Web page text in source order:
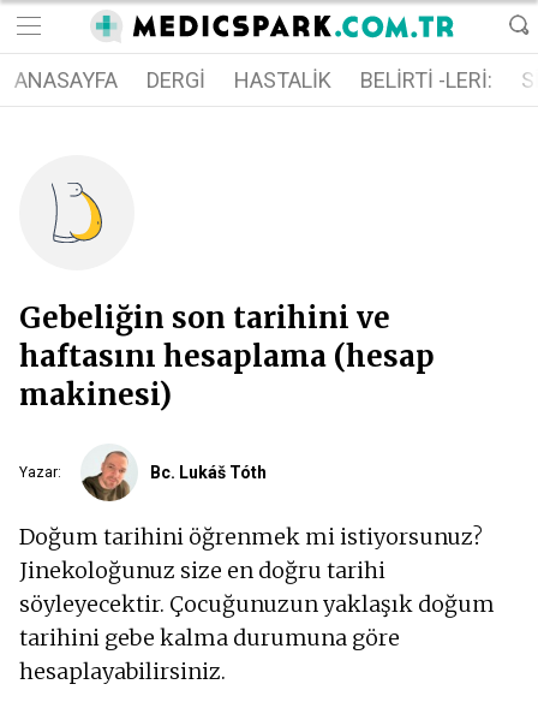
ANASAYFA DERGI HASTALIK BELIRTI -LERI:
Gebeliğin son tarihini ve
haftasını hesaplama (hesap
makinesi)
Yazar: Bc. Lukáš Tóth
Doğum tarihini öğrenmek mi istiyorsunuz?
Jinekoloğunuz size en doğru tarihi
söyleyecektir. Çocuğunuzun yaklaşık doğum
tarihini gebe kalma durumuna göre
hesaplayabilirsiniz.